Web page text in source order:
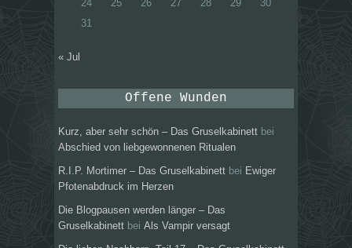
24
25 26 27 28 29
30
31
« Jul
Offene Wunden
Kurz, aber sehr schön – Das Gruselkabinett bei
Abschied von liebgewonnenen Ritualen
R.I.P. Mortimer – Das Gruselkabinett bei Ewiger
Pfotenabdruck im Herzen
Die Blogpausen werden länger – Das
Gruselkabinett bei Als Vampir versagt